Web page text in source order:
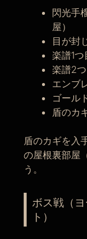
閃光手
屋）
目が封
楽譜1つ
楽譜2
エンブ
ゴール
盾のカ
盾のカギを入
の屋根裏部屋
う。
ボス戦（
ト）